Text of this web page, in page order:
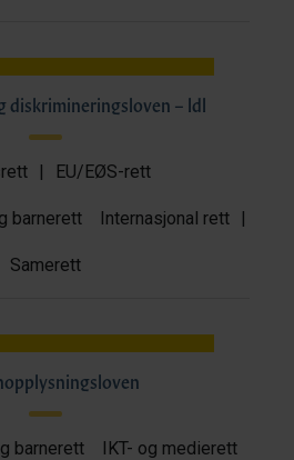
diskrimineringsloven – ldl
| EU/EØS-rett
barnerett Internasjonal rett |
Samerett
barnerett IKT- og medierett